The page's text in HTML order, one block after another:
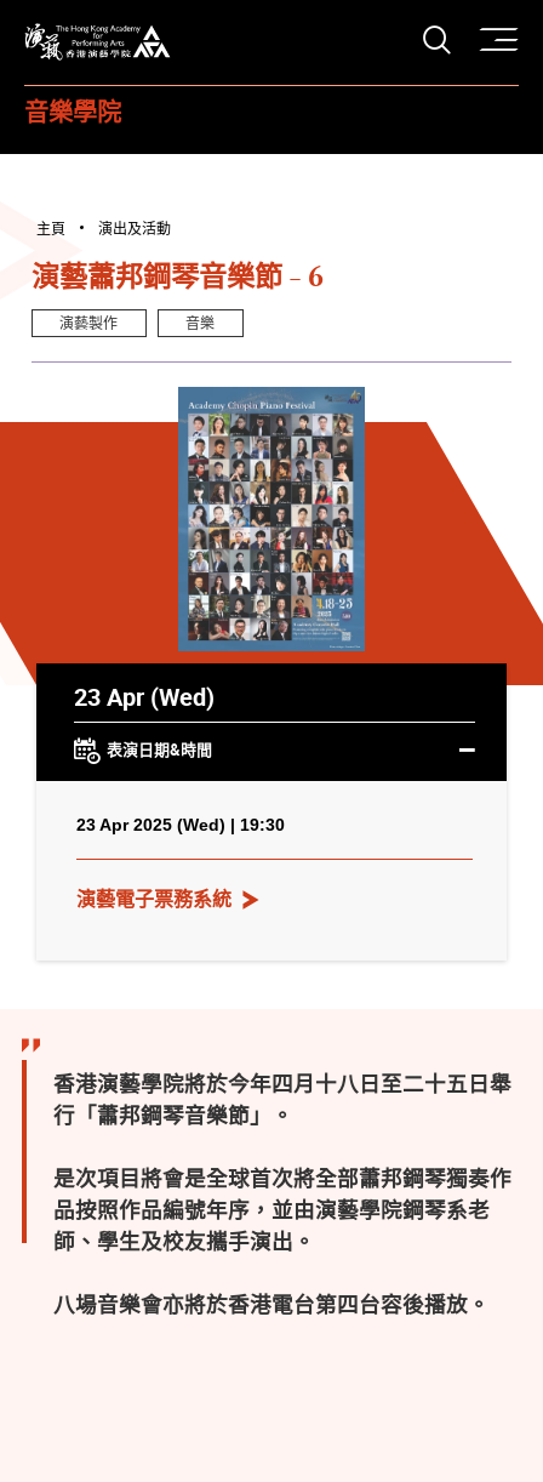
打開
音樂學院
主頁 演出及活動
演藝蕭邦鋼琴音樂節 - 6
演藝製作 音樂
23 Apr (Wed)
表演日期&時間
23 Apr 2025 (Wed) | 19:30
演藝電子票務系統
香港演藝學院將於今年四月十八日至二十五日舉
行「蕭邦鋼琴音樂節」。
是次項目將會是全球首次將全部蕭邦鋼琴獨奏作
品按照作品編號年序，並由演藝學院鋼琴系老
師、學生及校友攜手演出。
八場音樂會亦將於香港電台第四台容後播放。